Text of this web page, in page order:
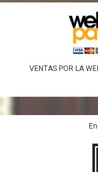
VENTAS POR LA